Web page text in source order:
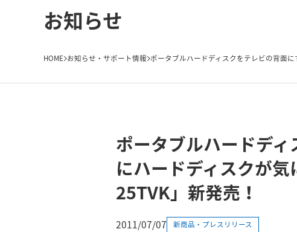
お知らせ
HOME お知らせ・サポート情報 ポータブルハードディスクをテレビの背面
ポータブルハードデ
にハードディスクが
25TVK」新発売！
2011/07/07 新商品・プレスリリース